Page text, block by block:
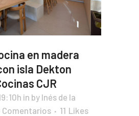
en madera
isla Dekton
CJR
in by Inés de la
Comentarios 11 Likes